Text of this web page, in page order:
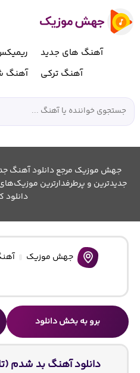
آهنگ های جدید
آهنگ ترکی
آهنگ
جهش موزیک مرجع دانلود آهنگ
جدیدترین و پرطرفدارترین
دانلود
جهش موزیک
برو به بخش دانلود
دانلود آهنگ بد شدم